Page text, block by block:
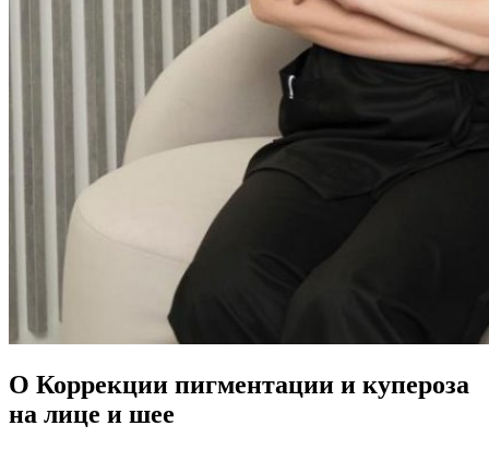
О Коррекции пигментации и купероза
на лице и шее